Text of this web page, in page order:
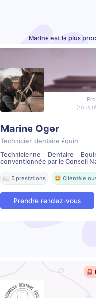
Marine est le plus
(sous
Marine Oger
Technicien dentaire équin
Technicienne Dentaire
conventionnée par le Conseil
📖 5 prestations 🤩 Clientèle
Prendre rendez-vous
🚨